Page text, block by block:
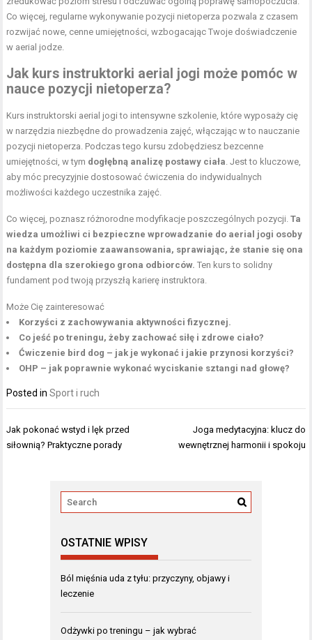
Co więcej, regularne wykonywanie pozycji nietoperza pozwala z czasem
rozwijać nowe, cenne umiejętności, wzbogacając Twoje doświadczenie
w aerial jodze.
Jak kurs instruktorki aerial jogi może pomóc w
nauce pozycji nietoperza?
Kurs instruktorski aerial jogi to intensywne szkolenie, które wyposaży cię
w narzędzia niezbędne do prowadzenia zajęć, włączając w to nauczanie
pozycji nietoperza. Podczas tego kursu zdobędziesz bezcenne
umiejętności, w tym dogłębną analizę postawy ciała . Jest to kluczowe,
aby móc precyzyjnie dostosować ćwiczenia do indywidualnych
możliwości każdego uczestnika zajęć.
Co więcej, poznasz różnorodne modyfikacje poszczególnych pozycji.Ta
wiedza umożliwi ci bezpieczne wprowadzanie do aerial jogi osoby
na każdym poziomie zaawansowania, sprawiając, że stanie się ona
dostępna dla szerokiego grona odbiorców. Ten kurs to solidny
fundament pod twoją przyszłą karierę instruktora.
Może Cię zainteresować
Korzyści z zachowywania aktywności fizycznej.
Co jeść po treningu, żeby zachować siłę i zdrowe ciało?
Ćwiczenie bird dog – jak je wykonać i jakie przynosi korzyści?
OHP – jak poprawnie wykonać wyciskanie sztangi nad głowę?
Posted inSport i ruch
Nawigacja
wpisu
Jak pokonać wstyd i lęk przed
siłownią? Praktyczne porady
Joga medytacyjna: klucz do
wewnętrznej harmonii i spokoju
OSTATNIE WPISY
Ból mięśnia uda z tyłu: przyczyny, objawy i
leczenie
Odżywki po treningu – jak wybrać